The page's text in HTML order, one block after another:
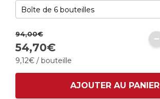
94,00€
54,70€
9,12€ / bouteille
AJOUTER AU PANIER